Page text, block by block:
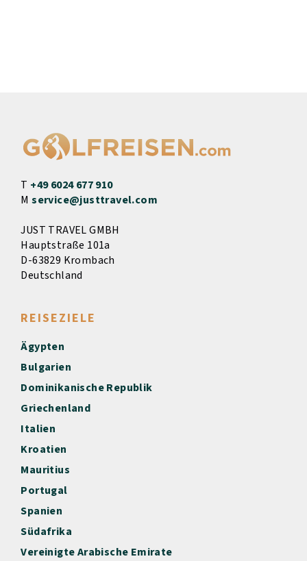
T +49 6024 677 910
Mservice@justtravel.com
JUST TRAVEL GMBH
Hauptstraße 101a
D-63829 Krombach
Deutschland
REISEZIELE
Ägypten
Bulgarien
Dominikanische Republik
Griechenland
Italien
Kroatien
Mauritius
Portugal
Spanien
Südafrika
Vereinigte Arabische Emirate